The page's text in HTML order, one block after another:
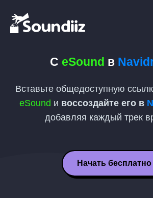
С eSound в
Вставьте общедоступную
eSound и воссоздайте его в
добавляя каждый трек
Начать бесплатно